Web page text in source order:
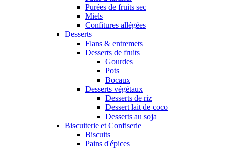
Purées de fruits sec
Miels
Confitures allégées
Desserts
Flans & entremets
Desserts de fruits
Gourdes
Pots
Bocaux
Desserts végétaux
Desserts de riz
Dessert lait de coco
Desserts au soja
Biscuiterie et Confiserie
Biscuits
Pains d'épices